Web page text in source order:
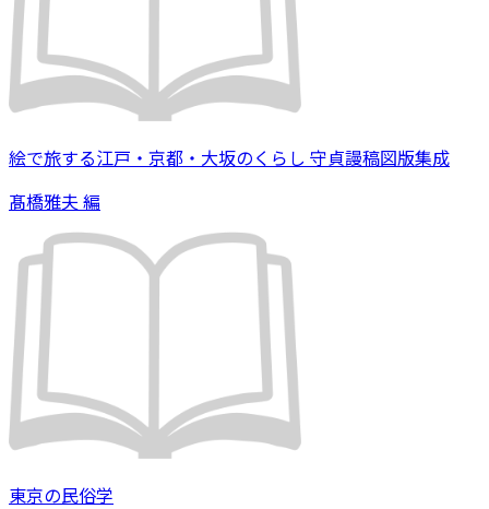
絵で旅する江戸・京都・大坂のくらし 守貞謾稿図版集成
髙橋雅夫 編
東京の民俗学